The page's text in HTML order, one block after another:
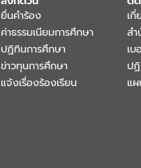
ยื่นคำร้อง
ค่าธรรมเนียมการศึกษา
ปฏิทินการศึกษา
ข่าวทุนการศึกษา
แจ้งเรื่องร้องเรียน
เกี่
ส
เ
ป
แ